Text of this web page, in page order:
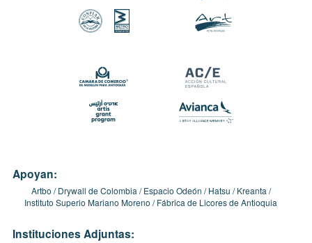
Apoyan:
Artbo Drywall de Colombia Espacio Odeón Hatsu
Kreanta
Instituto Superio Mariano Moreno
Fábrica de Licores de Antioquia
Instituciones Adjuntas: